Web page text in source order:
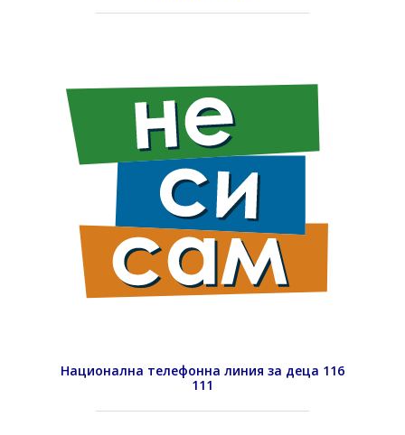
Национална телефонна линия за деца 116
111